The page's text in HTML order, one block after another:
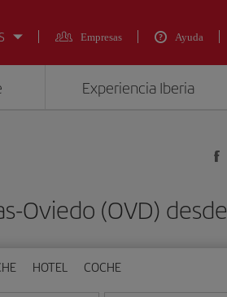
Empresas Ayuda
Experiencia Iberia
Oviedo (OVD)
HOTEL COCHE